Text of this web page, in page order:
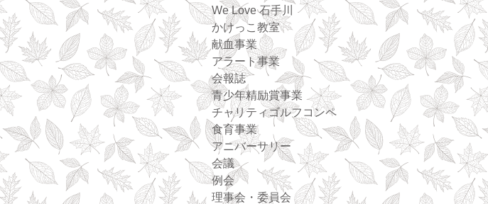
We Love 石手川
かけっこ教室
献血事業
アラート事業
会報誌
青少年精励賞事業
チャリティゴルフコンペ
食育事業
アニバーサリー
会議
例会
理事会・委員会